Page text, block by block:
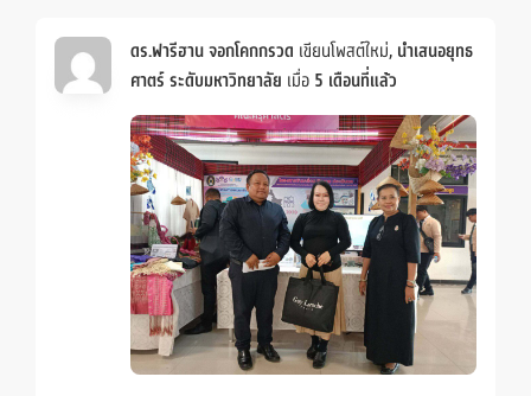
ดร.ฟารีฮาน จอกโคกกรวด เขียนโพสต์ใหม่, นำเสนอยุทธ
ศาตร์ ระดับมหาวิทยาลัย เมื่อ 5 เดือนที่แล้ว